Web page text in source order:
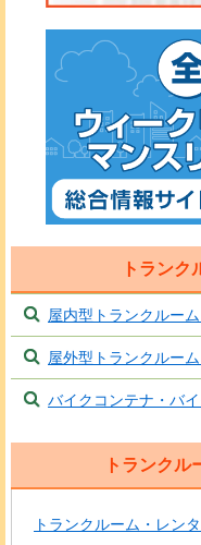
トランク
屋内型トランクルー
屋外型トランクルー
バイクコンテナ・バ
トランクル
トランクルーム・レン